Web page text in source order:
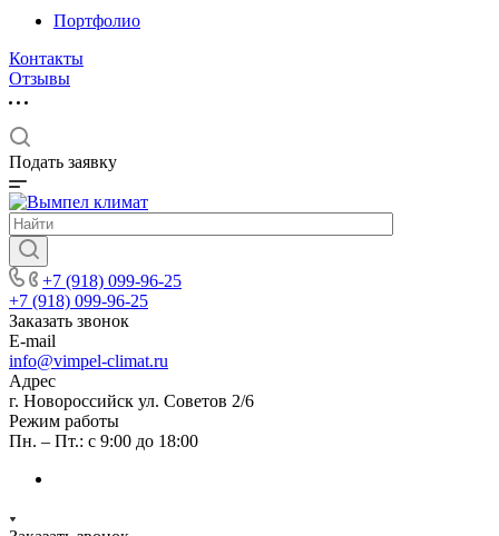
Портфолио
Контакты
Отзывы
Подать заявку
+7 (918) 099-96-25
+7 (918) 099-96-25
Заказать звонок
E-mail
info@vimpel-climat.ru
Адрес
г. Новороссийск ул. Советов 2/6
Режим работы
Пн. – Пт.: с 9:00 до 18:00